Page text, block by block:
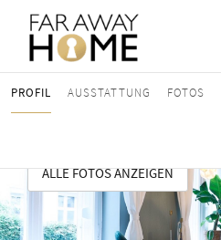
PROFIL AUSSTATTUNG FOTOS
ALLE FOTOS ANZEIGEN